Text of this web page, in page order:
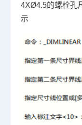
4XØ4.5的螺栓孔
示